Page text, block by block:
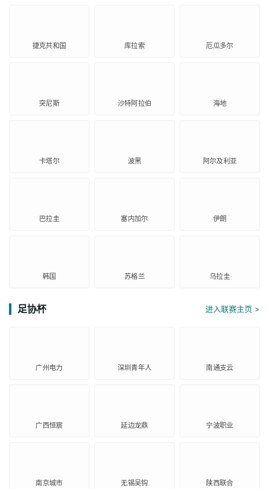
捷克共和国 库拉索 厄瓜多尔
突尼斯 沙特阿拉伯 海地
卡塔尔 波黑 阿尔及利亚
巴拉圭 塞内加尔 伊朗
韩国 苏格兰 乌拉圭
足协杯 进入联赛主页 >
广州电力 深圳青年人 南通支云
广西恒宸 延边龙鼎 宁波职业
南京城市 无锡吴钩 陕西联合